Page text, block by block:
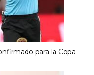
para la Copa